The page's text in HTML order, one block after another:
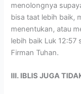
menolongnya
bisa taat lebih baik,
menentukan, atau
lebih baik Luk 12:57
Firman Tuhan.
III. IBLIS JUGA